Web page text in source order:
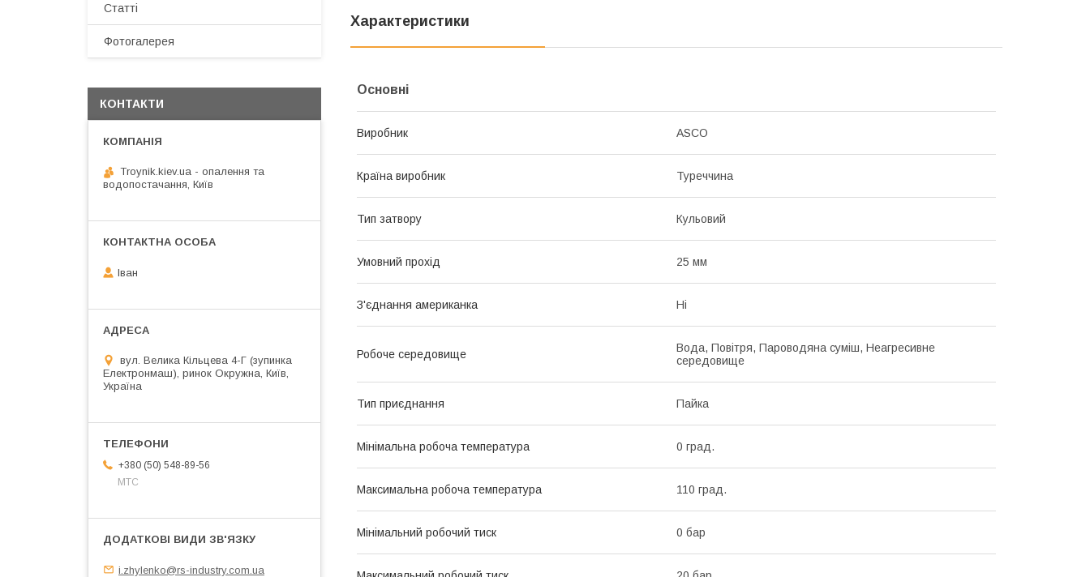
Характеристики
Основні
Виробник ASCO
Країна виробник Туреччина
Тип затвору Кульовий
Умовний прохід 25 мм
З'єднання американка Ні
Робоче середовище
Вода, Повітря, Пароводяна суміш, Неагресивне
середовище
Тип приєднання Пайка
Мінімальна робоча температура 0 град.
Максимальна робоча температура 110 град.
Мінімальний робочий тиск 0 бар
Статті
Фотогалерея
КОНТАКТИ
Troynik.kiev.ua - опалення та
водопостачання, Київ
Іван
вул. Велика Кільцева 4-Г (зупинка
Електронмаш), ринок Окружна, Київ,
Україна
+380 (50) 548-89-56
МТС
i.zhylenko@rs-industry.com.ua